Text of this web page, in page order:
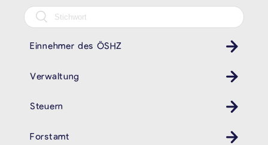
Einnehmer des ÖSHZ
Verwaltung
Steuern
Forstamt